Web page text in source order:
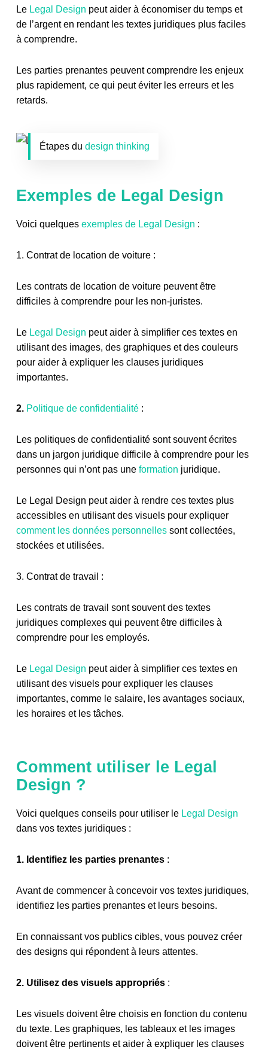
Le Legal Design peut aider à économiser du temps et
de l’argent en rendant les textes juridiques plus faciles
à comprendre.
Les parties prenantes peuvent comprendre les enjeux
plus rapidement, ce qui peut éviter les erreurs et les
retards.
Étapes du design thinking
Exemples de Legal Design
Voici quelques exemples de Legal Design :
1. Contrat de location de voiture :
Les contrats de location de voiture peuvent être
difficiles à comprendre pour les non-juristes.
Le Legal Design peut aider à simplifier ces textes en
utilisant des images, des graphiques et des couleurs
pour aider à expliquer les clauses juridiques
importantes.
2. Politique de confidentialité:
Les politiques de confidentialité sont souvent écrites
dans un jargon juridique difficile à comprendre pour les
personnes qui n’ont pas une formation juridique.
Le Legal Design peut aider à rendre ces textes plus
accessibles en utilisant des visuels pour expliquer
comment les données personnellessont collectées,
stockées et utilisées.
3. Contrat de travail :
Les contrats de travail sont souvent des textes
juridiques complexes qui peuvent être difficiles à
comprendre pour les employés.
Le Legal Design peut aider à simplifier ces textes en
utilisant des visuels pour expliquer les clauses
importantes, comme le salaire, les avantages sociaux,
les horaires et les tâches.
Comment utiliser le Legal
Design ?
Voici quelques conseils pour utiliser le Legal Design
dans vos textes juridiques :
1. Identifiez les parties prenantes:
Avant de commencer à concevoir vos textes juridiques,
identifiez les parties prenantes et leurs besoins.
En connaissant vos publics cibles, vous pouvez créer
des designs qui répondent à leurs attentes.
2. Utilisez des visuels appropriés:
Les visuels doivent être choisis en fonction du contenu
du texte. Les graphiques, les tableaux et les images
doivent être pertinents et aider à expliquer les clauses